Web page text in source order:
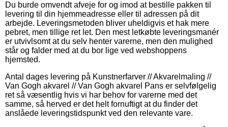
Du burde omvendt afveje for og imod at bestille pakken til
levering til din hjemmeadresse eller til adressen på dit
arbejde. Leveringsmetoden bliver uheldigvis et hak mere
pebret, men tillige ret let. Den mest letkøbte leveringsmanér
er utvivlsomt at du selv henter varerne, men den mulighed
står og falder med at du bor lige ved webshoppens
hjemsted.
Antal dages levering på Kunstnerfarver // Akvarelmaling //
Van Gogh akvarel // Van Gogh akvarel Pans er selvfølgelig
ret så væsentlig hvis vi har behov for varerne med det
samme, så herved er det helt fornuftigt at du finder det
anslåede leveringstidspunkt ved den relevante vare.